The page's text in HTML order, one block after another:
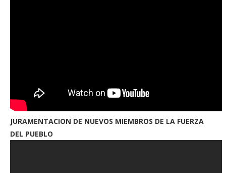
JURAMENTACION DE NUEVOS MIEMBROS DE LA FUERZA
DEL PUEBLO